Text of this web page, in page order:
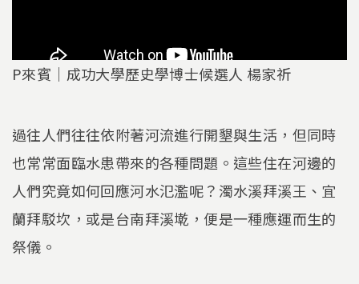
P來賓｜成功大學歷史學博士候選人 楊家祈
過往人們往往依附著河流進行開墾與生活，但同時
也常常面臨水患帶來的各種問題。這些住在河邊的
人們究竟如何回應河水氾濫呢？濁水溪拜溪王、宜
蘭拜駁坎，或是台南拜溪墘，便是一種應運而生的
祭儀。